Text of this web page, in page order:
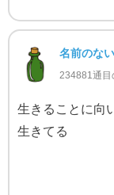
名前のな
234881通目
生きることに向
生きてる